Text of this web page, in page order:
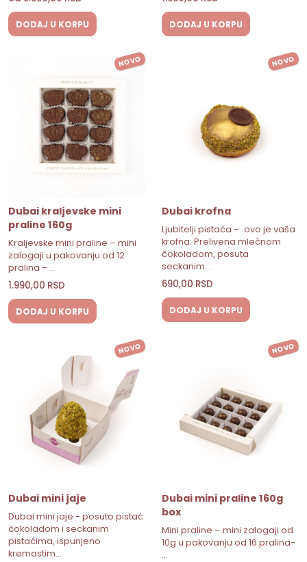
DODAJ U KORPU DODAJ U KORPU
NOVO
Dubai kraljevske mini
praline 160g
Kraljevske mini praline – mini
zalogaji u pakovanju od 12
pralina –…
1.990,00 RSD
DODAJ U KORPU
NOVO
Dubai krofna
Ljubitelji pistaća – ovo je vaša
krofna. Prelivena mlečnom
čokoladom, posuta
seckanim…
690,00 RSD
DODAJ U KORPU
NOVO
Dubai mini jaje
Dubai mini jaje - posuto pistać
čokoladom i seckanim
pistaćima, ispunjeno
kremastim…
NOVO
Dubai mini praline 160g
box
Mini praline – mini zalogaji od
10g u pakovanju od 16 pralina-
…